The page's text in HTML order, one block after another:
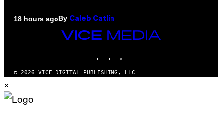
18 hours agoBy Caleb Catlin
VICE
MEDIA
© 2026 VICE DIGITAL PUBLISHING, LLC
×